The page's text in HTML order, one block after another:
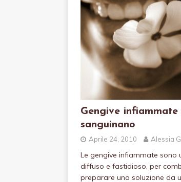
Gengive infiammate
sanguinano
Aprile 24, 2010 Alessia
Le gengive infiammate sono
diffuso e fastidioso, per
preparare una soluzione da